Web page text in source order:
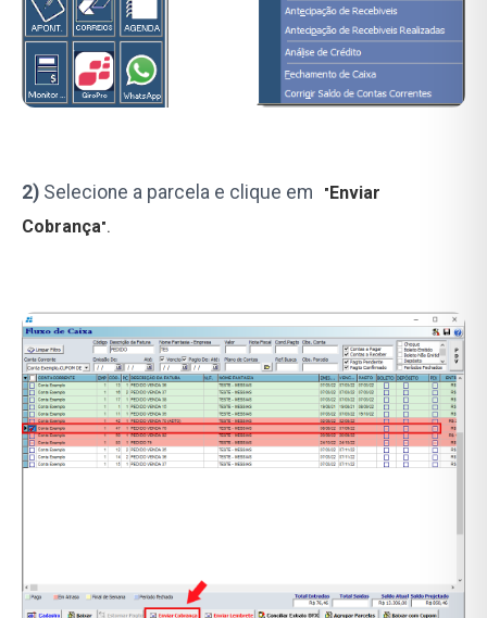
2) Selecione a parcela e clique em "Enviar
Cobrança".